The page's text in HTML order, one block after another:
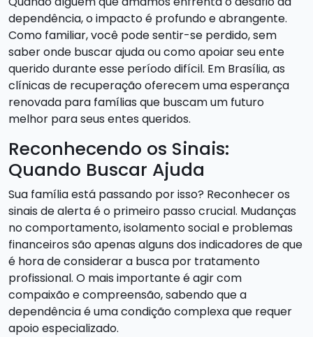
dependência, o impacto é profundo e abrangente.
Como familiar, você pode sentir-se perdido, sem
saber onde buscar ajuda ou como apoiar seu ente
querido durante esse período difícil. Em Brasília, as
clínicas de recuperação oferecem uma esperança
renovada para famílias que buscam um futuro
melhor para seus entes queridos.
Reconhecendo os Sinais:
Quando Buscar Ajuda
Sua família está passando por isso? Reconhecer os
sinais de alerta é o primeiro passo crucial. Mudanças
no comportamento, isolamento social e problemas
financeiros são apenas alguns dos indicadores de que
é hora de considerar a busca por tratamento
profissional. O mais importante é agir com
compaixão e compreensão, sabendo que a
dependência é uma condição complexa que requer
apoio especializado.